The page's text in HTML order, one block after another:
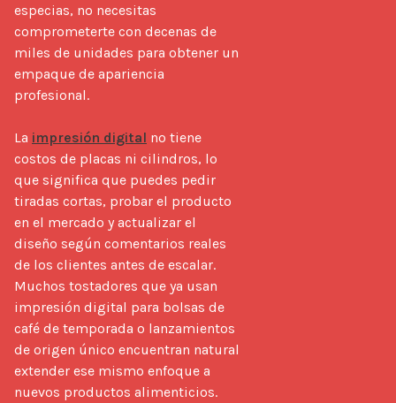
especias, no necesitas
comprometerte con decenas de
miles de unidades para obtener un
empaque de apariencia
profesional.
La impresión digital no tiene
costos de placas ni cilindros, lo
que significa que puedes pedir
tiradas cortas, probar el producto
en el mercado y actualizar el
diseño según comentarios reales
de los clientes antes de escalar.
Muchos tostadores que ya usan
impresión digital para bolsas de
café de temporada o lanzamientos
de origen único encuentran natural
extender ese mismo enfoque a
nuevos productos alimenticios.